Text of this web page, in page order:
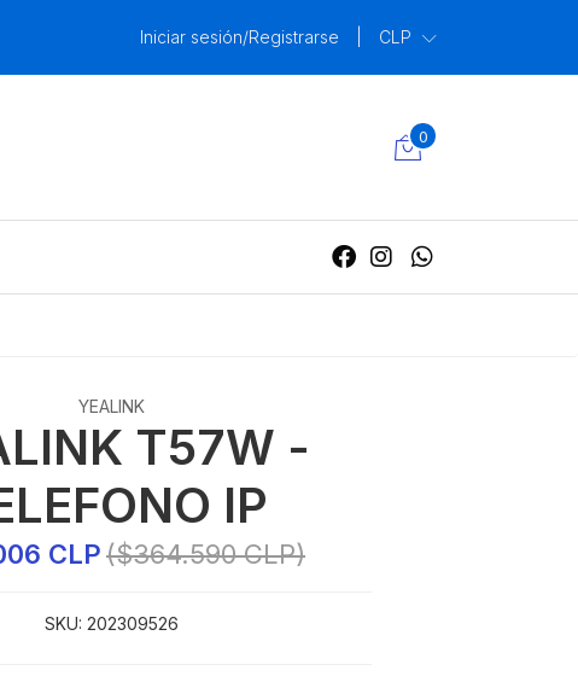
Iniciar sesión/Registrarse CLP
0
YEALINK
T57W -
IP
CLP($364.590 CLP)
SKU: 202309526